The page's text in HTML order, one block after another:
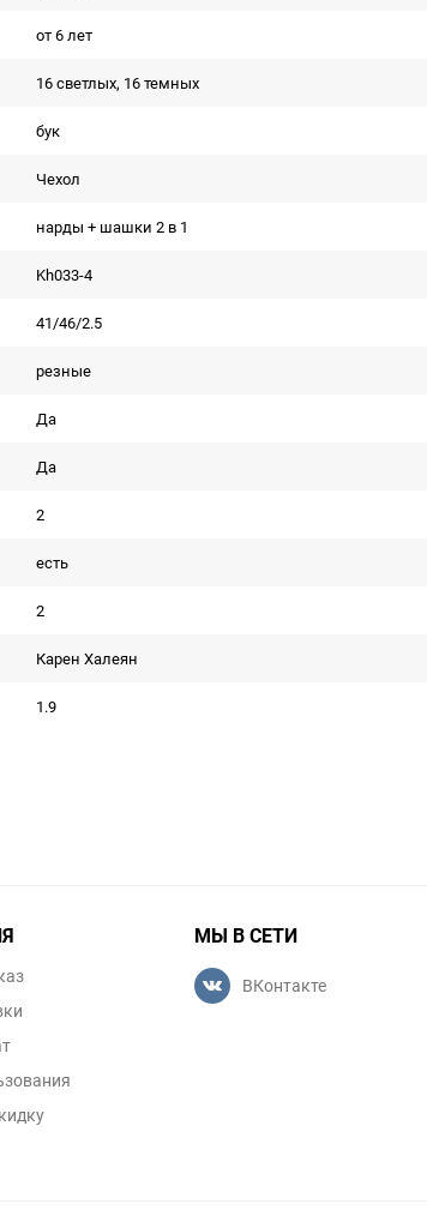
от 6 лет
16 светлых, 16 темных
бук
Чехол
нарды + шашки 2 в 1
Kh033-4
41/46/2.5
резные
Да
Да
2
есть
2
Карен Халеян
1.9
МЫ В СЕТИ
ВКонтакте